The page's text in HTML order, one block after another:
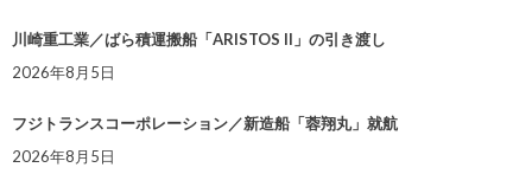
川崎重工業／ばら積運搬船「ARISTOS II」の引き渡し
2026年8月5日
フジトランスコーポレーション／新造船「蓉翔丸」就航
2026年8月5日